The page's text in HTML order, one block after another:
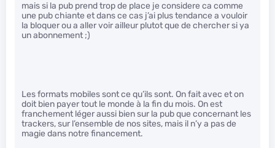
mais si la pub prend trop de place je considere ca comme
une pub chiante et dans ce cas j’ai plus tendance a vouloir
la bloquer ou a aller voir ailleur plutot que de chercher si ya
un abonnement ;)
Les formats mobiles sont ce qu’ils sont. On fait avec et on
doit bien payer tout le monde à la fin du mois. On est
franchement léger aussi bien sur la pub que concernant les
trackers, sur l’ensemble de nos sites, mais il n’y a pas de
magie dans notre financement.